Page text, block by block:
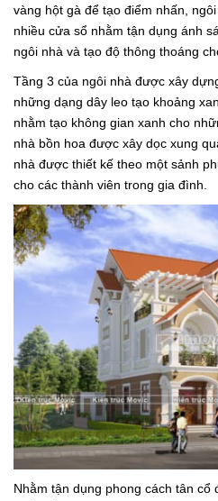
vàng hột gà để tạo điểm nhấn,
nhiều cửa sổ nhằm tận dụng ánh
ngôi nhà và tạo độ thông thoáng
Tầng 3 của ngôi nhà được xây
những dạng dây leo tạo khoảng
nhằm tạo không gian xanh cho
nhà bồn hoa được xây dọc xung
nhà được thiết kế theo một sảnh
cho các thành viên trong gia đình.
Nhằm tận dụng phong cách tân cổ